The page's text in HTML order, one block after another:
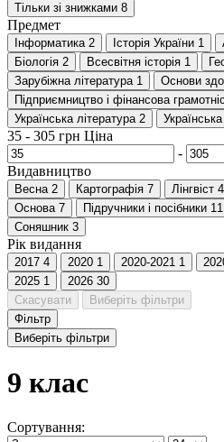
Тільки зі знижками 8
Предмет
Інформатика 2 Історія України 1
Біологія 2 Всесвітня історія 1
Зарубіжна література 1 Основи
Підприємництво і фінансова
Українська література 2
35 - 305 грн Ціна
-
Видавництво
Весна 2 Картографія 7 Лінгвіст 4
Основа 7 Пiдручники i посiбники 11
Соняшник 3
Рік видання
2017 4 2020 1 2020-2021 1
2025 1 2026 30
Скасувати
Виберіть фільтри
Фільтр
Виберіть фільтри
9 клас
Сортування: